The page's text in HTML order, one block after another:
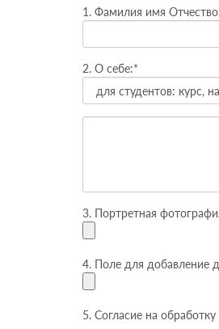
1. Фамилия имя
2. О себе:*
3. Портретная
4. Поле для добавление
5. Согласие на